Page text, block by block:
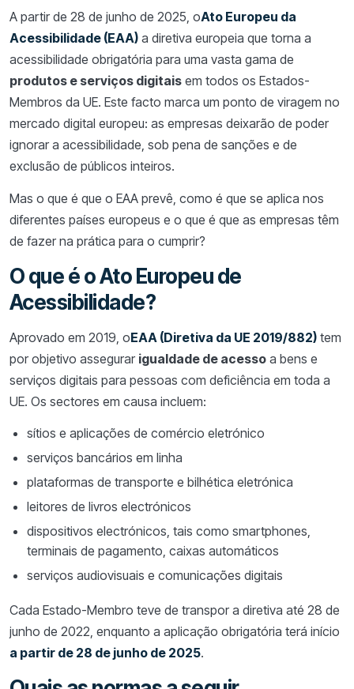
A partir de 28 de junho de 2025, oAto Europeu da
Acessibilidade (EAA) a diretiva europeia que torna a
acessibilidade obrigatória para uma vasta gama de
produtos e serviços digitais em todos os Estados-
Membros da UE. Este facto marca um ponto de viragem no
mercado digital europeu: as empresas deixarão de poder
ignorar a acessibilidade, sob pena de sanções e de
exclusão de públicos inteiros.
Mas o que é que o EAA prevê, como é que se aplica nos
diferentes países europeus e o que é que as empresas têm
de fazer na prática para o cumprir?
O que é o Ato Europeu de
Acessibilidade?
Aprovado em 2019, oEAA (Diretiva da UE 2019/882) tem
por objetivo assegurar igualdade de acesso a bens e
serviços digitais para pessoas com deficiência em toda a
UE. Os sectores em causa incluem:
sítios e aplicações de comércio eletrónico
serviços bancários em linha
plataformas de transporte e bilhética eletrónica
leitores de livros electrónicos
dispositivos electrónicos, tais como smartphones,
terminais de pagamento, caixas automáticos
serviços audiovisuais e comunicações digitais
Cada Estado-Membro teve de transpor a diretiva até 28 de
junho de 2022, enquanto a aplicação obrigatória terá início
a partir de 28 de junho de 2025.